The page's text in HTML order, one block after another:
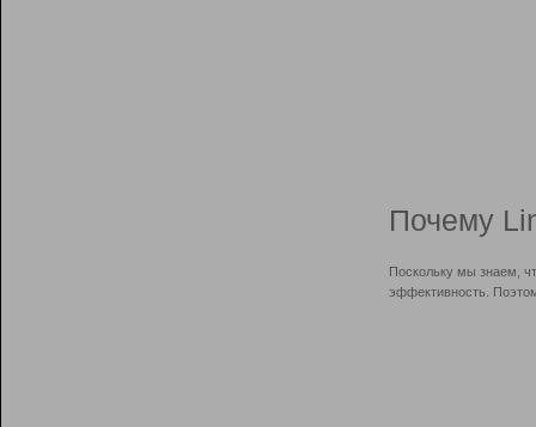
Почему
Поскольку мы знаем,
эффективность.